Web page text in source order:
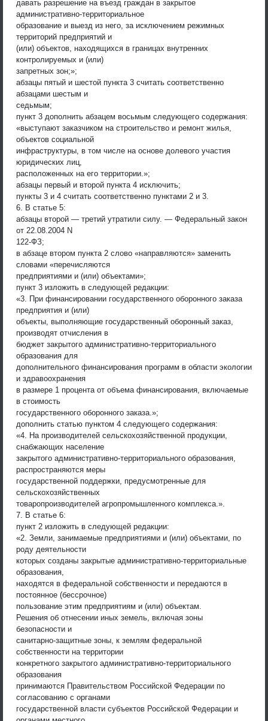
давать разрешение на въезд граждан в закрытое
административно-территориальное
образование и выезд из него, за исключением режимных
территорий предприятий и
(или) объектов, находящихся в границах внутренних
контролируемых и (или)
запретных зон;»;
абзацы пятый и шестой пункта 3 считать соответственно
абзацами шестым и
седьмым;
пункт 3 дополнить абзацем восьмым следующего содержания:
«выступают заказчиком на строительство и ремонт жилья,
объектов социальной
инфраструктуры, в том числе на основе долевого участия
юридических лиц,
расположенных на его территории.»;
абзацы первый и второй пункта 4 исключить;
пункты 3 и 4 считать соответственно пунктами 2 и 3.
6. В статье 5:
абзацы второй — третий утратили силу. — Федеральный закон
от 22.08.2004 N
122-ФЗ;
в абзаце втором пункта 2 слово «направляются» заменить
словами «перечисляются
предприятиями и (или) объектами»;
пункт 3 изложить в следующей редакции:
«3. При финансировании государственного оборонного заказа
предприятия и (или)
объекты, выполняющие государственный оборонный заказ,
производят отчисления в
бюджет закрытого административно-территориального
образования для
дополнительного финансирования программ в области экологии
и здравоохранения
в размере 1 процента от объема финансирования, включаемые
в стоимость
государственного оборонного заказа.»;
дополнить статью пунктом 4 следующего содержания:
«4. На производителей сельскохозяйственной продукции,
снабжающих население
закрытого административно-территориального образования,
распространяются меры
государственной поддержки, предусмотренные для
сельскохозяйственных
товаропроизводителей агропромышленного комплекса.».
7. В статье 6:
пункт 2 изложить в следующей редакции:
«2. Земли, занимаемые предприятиями и (или) объектами, по
роду деятельности
которых созданы закрытые административно-территориальные
образования,
находятся в федеральной собственности и передаются в
постоянное (бессрочное)
пользование этим предприятиям и (или) объектам.
Решения об отнесении иных земель, включая зоны
безопасности и
санитарно-защитные зоны, к землям федеральной
собственности на территории
конкретного закрытого административно-территориального
образования
принимаются Правительством Российской Федерации по
согласованию с органами
государственной власти субъектов Российской Федерации и